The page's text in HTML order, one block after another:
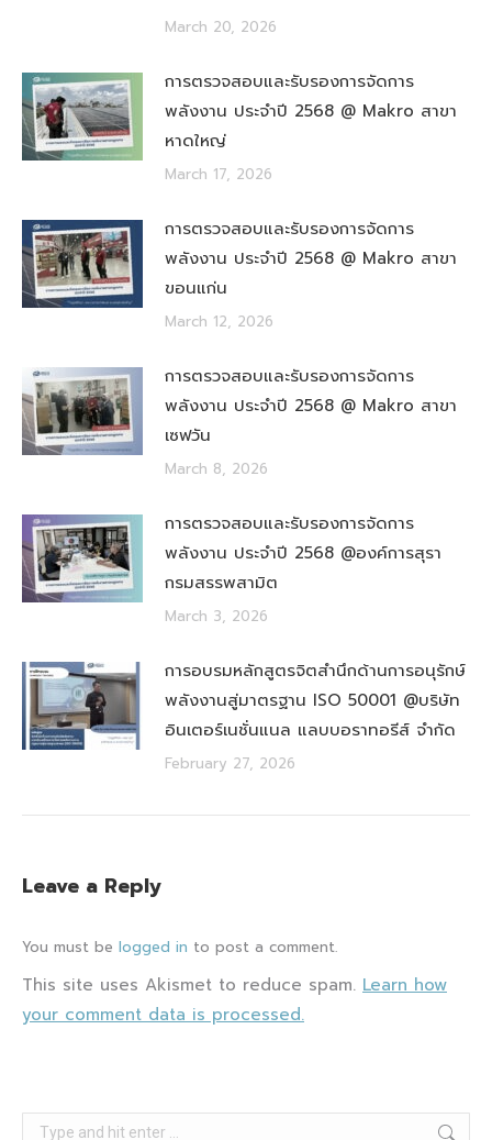
March 20, 2026
การตรวจสอบและรับรองการจัดการ
พลังงาน ประจำปี 2568 @ Makro สาขา
หาดใหญ่
March 17, 2026
การตรวจสอบและรับรองการจัดการ
พลังงาน ประจำปี 2568 @ Makro สาขา
ขอนแก่น
March 12, 2026
การตรวจสอบและรับรองการจัดการ
พลังงาน ประจำปี 2568 @ Makro สาขา
เซฟวัน
March 8, 2026
การตรวจสอบและรับรองการจัดการ
พลังงาน ประจำปี 2568 @องค์การสุรา
กรมสรรพสามิต
March 3, 2026
การอบรมหลักสูตรจิตสำนึกด้านการอนุรักษ์
พลังงานสู่มาตรฐาน ISO 50001 @บริษัท
อินเตอร์เนชั่นแนล แลบบอราทอรีส์ จำกัด
February 27, 2026
Leave a Reply
You must be logged in to post a comment.
This site uses Akismet to reduce spam. Learn how
your comment data is processed.
Search: